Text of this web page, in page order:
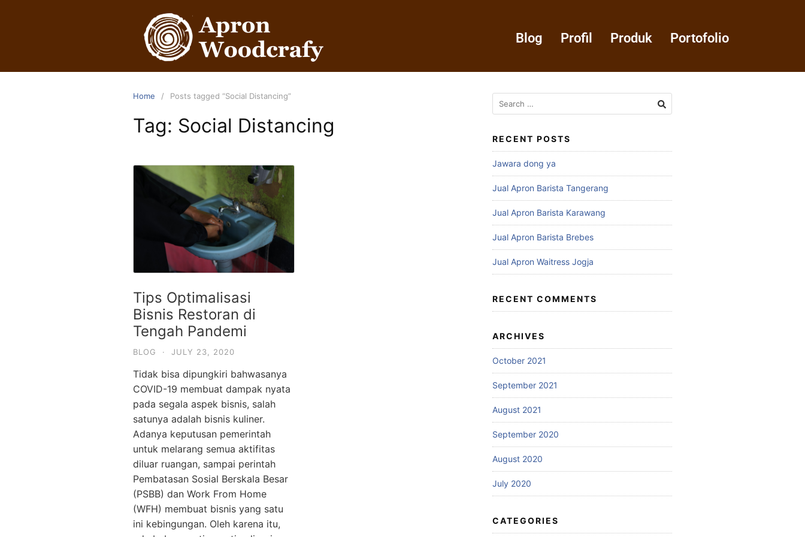
Blog Profil Produk Portofolio
Home Posts tagged “Social Distancing”
Tag: Social Distancing
Tips Optimalisasi
Bisnis Restoran di
Tengah Pandemi
BLOG · JULY 23, 2020
Tidak bisa dipungkiri bahwasanya
COVID-19 membuat dampak nyata
pada segala aspek bisnis, salah
satunya adalah bisnis kuliner.
Adanya keputusan pemerintah
untuk melarang semua aktifitas
diluar ruangan, sampai perintah
Pembatasan Sosial Berskala Besar
(PSBB) dan Work From Home
(WFH) membuat bisnis yang satu
ini kebingungan. Oleh karena itu,
RECENT POSTS
Jawara dong ya
Jual Apron Barista Tangerang
Jual Apron Barista Karawang
Jual Apron Barista Brebes
Jual Apron Waitress Jogja
RECENT COMMENTS
ARCHIVES
October 2021
September 2021
August 2021
September 2020
August 2020
July 2020
CATEGORIES